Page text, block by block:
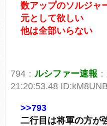
数アップのソルジャ
元として欲しい
他は全部いらない
794： ルシファー速報
21:20:53.48
>>793
二行目は将軍の方が